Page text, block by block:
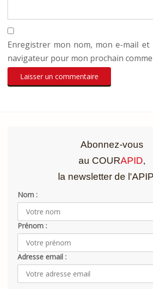
Enregistrer mon nom, mon e-mail et
navigateur pour mon prochain
Abonnez-vous
au COURAPID,
la newsletter de
Nom :
Prénom :
Adresse email :